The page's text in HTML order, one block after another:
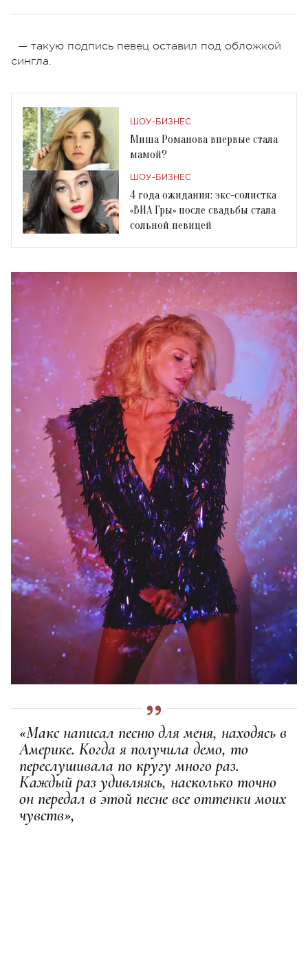
— такую подпись певец оставил под обложкой
сингла.
ШОУ-БИЗНЕС
Миша Романова впервые стала
мамой?
ШОУ-БИЗНЕС
4 года ожидания: экс-солистка
«ВИА Гры» после свадьбы стала
сольной певицей
«Макс написал песню для меня, находясь в
Америке. Когда я получила демо, то
переслушивала по кругу много раз.
Каждый раз удивляясь, насколько точно
он передал в этой песне все оттенки моих
чувств»,